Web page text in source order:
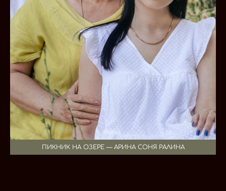
ПИКНИК НА ОЗЕРЕ — АРИНА СОНЯ РАЛИНА